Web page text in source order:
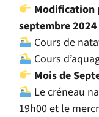
Modification
septembre
Cours de
Cours
Mois de
Le créneau
19h00 et le